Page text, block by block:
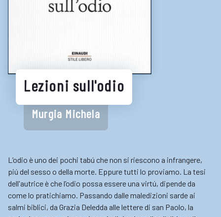
Biblioteche e cataloghi online
Biblioteche digitali
Gaming
Enti
Lezioni sull'odio
Murgia Michela
L’odio è uno dei pochi tabú che non si riescono a infrangere,
piú del sesso o della morte. Eppure tutti lo proviamo. La tesi
dell'autrice è che l’odio possa essere una virtú, dipende da
come lo pratichiamo. Passando dalle maledizioni sarde ai
salmi biblici, da Grazia Deledda alle lettere di san Paolo, la